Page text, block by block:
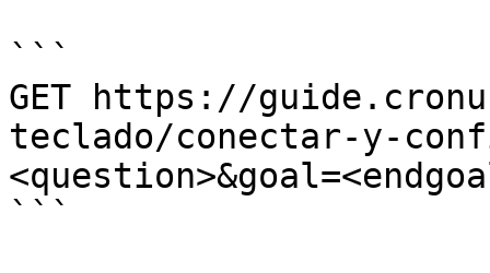
```
GET https://
teclado/conectar-y-
```